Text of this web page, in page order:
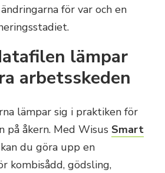
för var och en
lämpar
arbetsskeden
lämpar sig i praktiken för
på åkern. Med Wisus Smart
du göra upp en
kombisådd, gödsling,